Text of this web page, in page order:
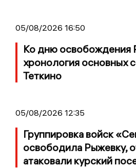
05/08/2026 16:50
Ко дню освобождения
хронология основных
Теткино
05/08/2026 12:35
Группировка войск
освободила Рыжевку,
атаковали курский